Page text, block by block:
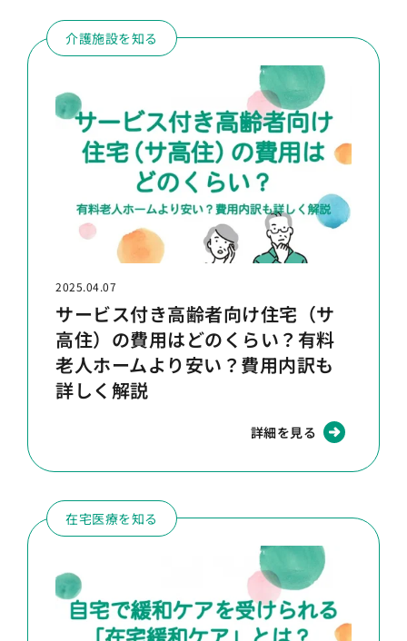
介護施設を知る
2025.04.07
サービス付き高齢者向け住宅（サ
高住）の費用はどのくらい？有料
老人ホームより安い？費用内訳も
詳しく解説
詳細を見る
在宅医療を知る